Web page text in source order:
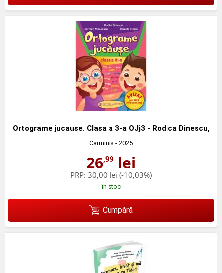
Ortograme jucause. Clasa a 3-a OJj3 - Rodica Dinescu,
Carminis - 2025
26,99 lei
PRP: 30,00 lei (-10,03%)
în stoc
Cumpără